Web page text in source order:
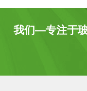
我们—专注于